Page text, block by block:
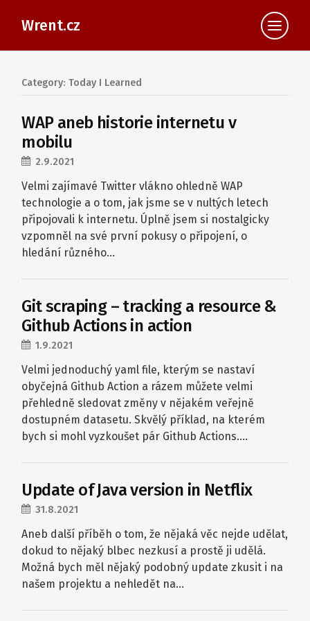
Wrent.cz
Category: Today I Learned
WAP aneb historie internetu v
mobilu
2.9.2021
Velmi zajímavé Twitter vlákno ohledně WAP
technologie a o tom, jak jsme se v nultých letech
připojovali k internetu. Úplně jsem si nostalgicky
vzpomněl na své první pokusy o připojení, o
hledání různého…
Git scraping – tracking a resource &
Github Actions in action
1.9.2021
Velmi jednoduchý yaml file, kterým se nastaví
obyčejná Github Action a rázem můžete velmi
přehledně sledovat změny v nějakém veřejně
dostupném datasetu. Skvělý příklad, na kterém
bych si mohl vyzkoušet pár Github Actions….
Update of Java version in Netflix
31.8.2021
Aneb další příběh o tom, že nějaká věc nejde udělat,
dokud to nějaký blbec nezkusí a prostě ji udělá.
Možná bych měl nějaký podobný update zkusit i na
našem projektu a nehledět na…